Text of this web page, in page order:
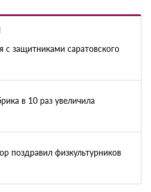
с защитниками саратовского
в 10 раз увеличила
поздравил физкультурников